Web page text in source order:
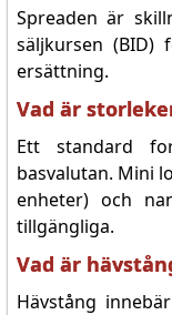
Spreaden är
säljkursen (BID)
ersättning.
Vad är
Ett standard
basvalutan. Mini
enheter) och
tillgängliga.
Vad är
Hävstång